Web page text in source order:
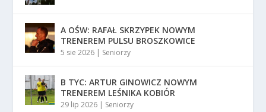
A OŚW: RAFAŁ SKRZYPEK NOWYM
TRENEREM PULSU BROSZKOWICE
5 sie 2026 | Seniorzy
B TYC: ARTUR GINOWICZ NOWYM
TRENEREM LEŚNIKA KOBIÓR
29 lip 2026 | Seniorzy